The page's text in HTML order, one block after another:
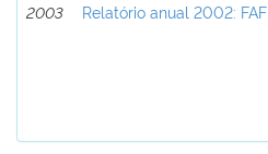
2003
Relatório anual 2002: FAF